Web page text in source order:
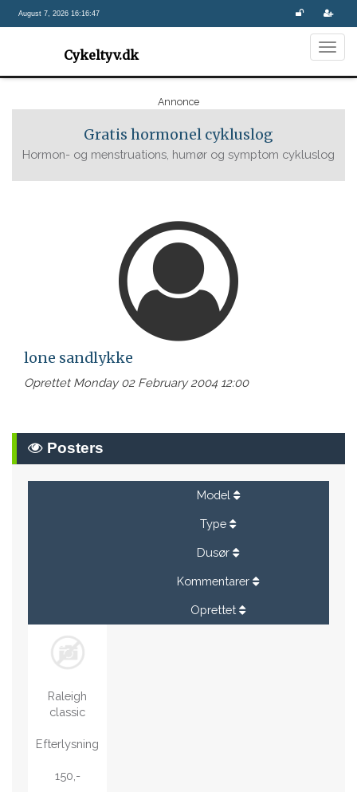
August 7, 2026 16:16:47
Cykeltyv.dk
Annonce
Gratis hormonel cykluslog
Hormon- og menstruations, humør og symptom cykluslog
lone sandlykke
Oprettet Monday 02 February 2004 12:00
Posters
Model
Type
Dusør
Kommentarer
Oprettet
Raleigh
classic
Efterlysning
150,-